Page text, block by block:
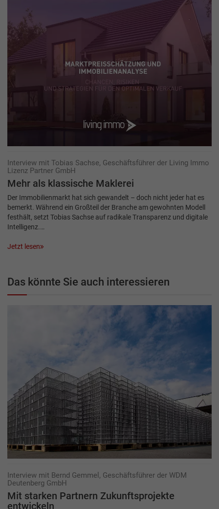
Interview mit Tobias Sachse, Geschäftsführer der Living Immo
Lizenz Partner GmbH
Mehr als klassische Maklerei
Der Immobilienmarkt hat sich gewandelt – doch nicht jeder hat es
bemerkt. Während ein Großteil der Branche am gewohnten Modell
festhält, setzt Tobias Sachse auf radikale Transparenz und digitale
Intelligenz.…
Jetzt lesen
Das könnte Sie auch interessieren
Interview mit Bernd Gemmel, Geschäftsführer der WDM
Deutenberg GmbH
Mit starken Partnern Zukunftsprojekte
entwickeln